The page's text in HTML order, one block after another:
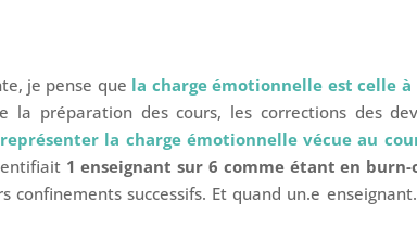
je pense que la charge émotionnelle est celle
la préparation des cours, les corrections des
la charge émotionnelle vécue au
1 enseignant sur 6 comme étant en burn-
confinements successifs. Et quand un.e